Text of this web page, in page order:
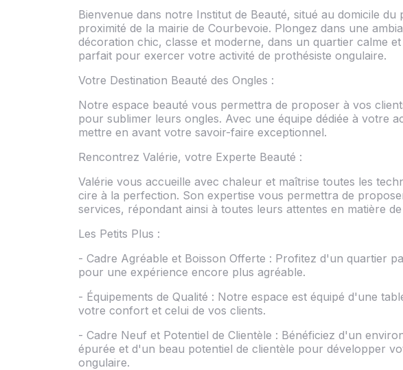
Bienvenue dans notre Institut de Beauté, situé au domicile
proximité de la mairie de Courbevoie. Plongez dans une
décoration chic, classe et moderne, dans un quartier calme
parfait pour exercer votre activité de prothésiste ongulaire.
Votre Destination Beauté des Ongles :
Notre espace beauté vous permettra de proposer à vos
pour sublimer leurs ongles. Avec une équipe dédiée à votre
mettre en avant votre savoir-faire exceptionnel.
Rencontrez Valérie, votre Experte Beauté :
Valérie vous accueille avec chaleur et maîtrise toutes les
cire à la perfection. Son expertise vous permettra de
services, répondant ainsi à toutes leurs attentes en matière
Les Petits Plus :
- Cadre Agréable et Boisson Offerte : Profitez d'un quartier
pour une expérience encore plus agréable.
- Équipements de Qualité : Notre espace est équipé d'une
votre confort et celui de vos clients.
- Cadre Neuf et Potentiel de Clientèle : Bénéficiez d'un
épurée et d'un beau potentiel de clientèle pour développer
ongulaire.